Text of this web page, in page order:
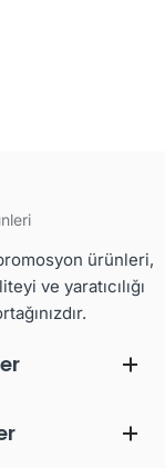
ürünleri,
ve yaratıcılığı